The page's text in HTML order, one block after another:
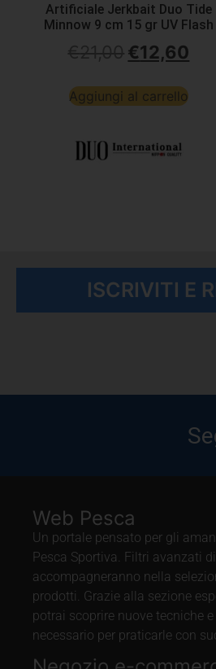
Artificiale Jerkbait Duo Tide
Minnow 9 cm 15 gr UV Flash
€12,60
Aggiungi al carrello
ISCRIVITI E
Web Pesca
Un portale pensato per gli
Pesca Sportiva. Filtri avanzati
accompagneranno nella
prodotti. Grazie alla sezione
potrai scoprire nuove tecniche
necessario per praticarle con